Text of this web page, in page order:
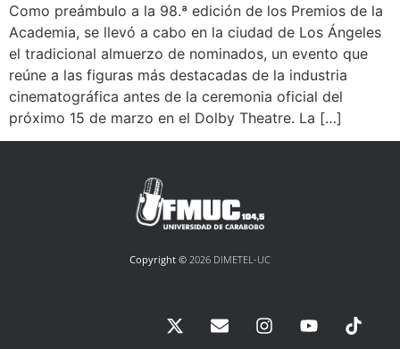
Como preámbulo a la 98.ª edición de los Premios de la
Academia, se llevó a cabo en la ciudad de Los Ángeles
el tradicional almuerzo de nominados, un evento que
reúne a las figuras más destacadas de la industria
cinematográfica antes de la ceremonia oficial del
próximo 15 de marzo en el Dolby Theatre. La […]
Copyright © 2026 DIMETEL-UC